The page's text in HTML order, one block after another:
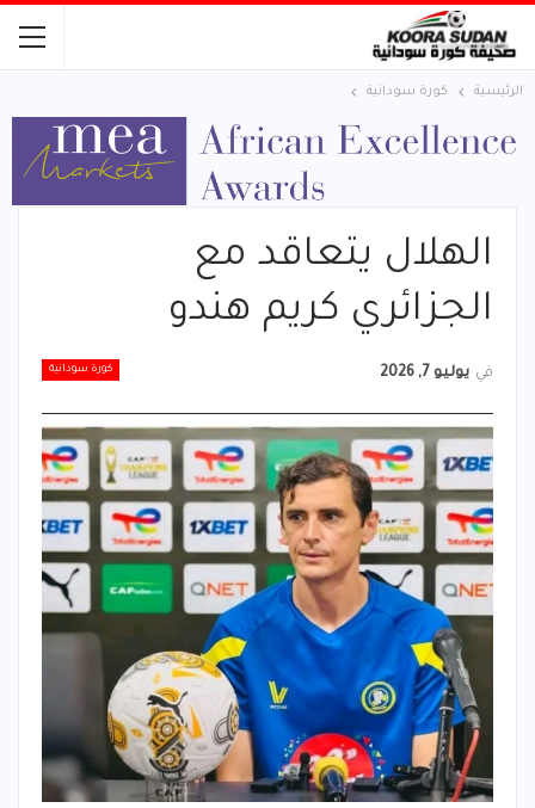
الرئيسية كورة سودانية
الهلال يتعاقد مع
الجزائري كريم هندو
كورة سودانية في يوليو 7, 2026